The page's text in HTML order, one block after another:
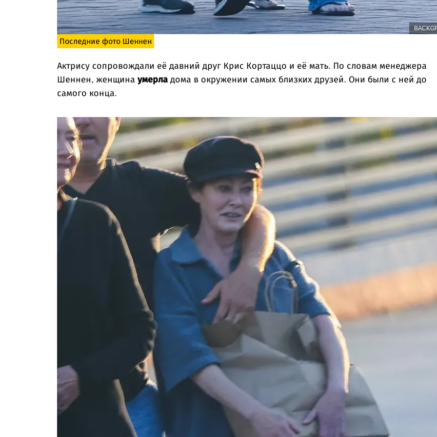
Последние фото Шеннен
Актрису сопровождали её давний друг Крис Кортаццо и её мать. По словам менеджера
Шеннен, женщина умерла дома в окружении самых близких друзей. Они были с ней до
самого конца.